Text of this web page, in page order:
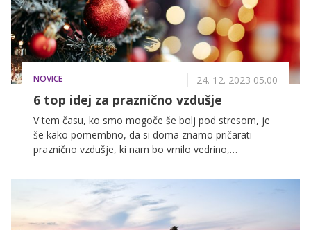
NOVICE 24. 12. 2023 05.00
6 top idej za praznično vzdušje
V tem času, ko smo mogoče še bolj pod stresom, je
še kako pomembno, da si doma znamo pričarati
praznično vzdušje, ki nam bo vrnilo vedrino,
spomine na otroško veselje. Zakaj si ne bi letos
pričarali čudovitih trenutkov v zavetju lastnega doma
in poskrbeli za ustvarjanje novih, mogoče še lepših
trenutkov, ki jih zagotovo ne boste nikoli pozabili.